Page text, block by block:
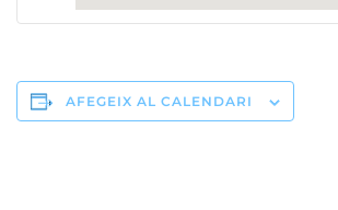
AFEGEIX AL CALENDARI